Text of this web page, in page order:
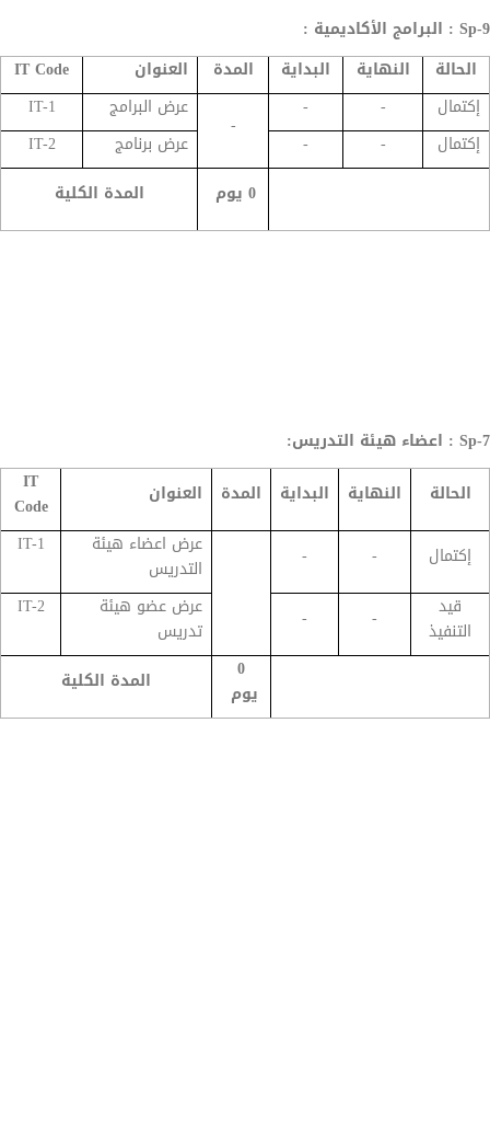
Sp-9 : البرامج الأكاديمية :
الحالة
النهاية البداية المدة العنوان
IT Code
إكتمال
-
-
-
عرض البرامج
IT-1
إكتمال
-
- عرض برنامج
IT-2
0 يوم
المدة الكلية
Sp-7 : اعضاء هيئة التدريس:
الحالة
النهاية البداية المدة العنوان
IT
Code
إكتمال
-
-
عرض اعضاء هيئة
التدريس
IT-1
قيد
التنفيذ
-
-
عرض عضو هيئة
تدريس
IT-2
0
يوم
المدة الكلية